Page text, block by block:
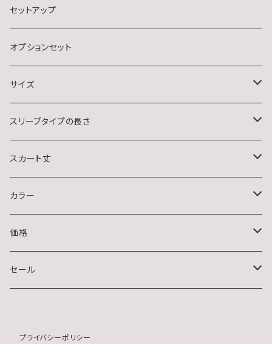
ナイトクラブ
結婚式・二次会・フォーマル
イベント(クリスマス・ハロウィン)
おうちデート
長袖
ノースリーブ
セットアップ
オプションセット
サイズ
S
M
L
XL
2XL
スリーブタイプの長さ
ノースリーブ
半袖
長袖
ハーフスリーブ
スカート丈
ミニ
ミディアム
ロング
カラー
ブラック系
ホワイト系
価格
〜1500円
セール
プライバシーポリシー